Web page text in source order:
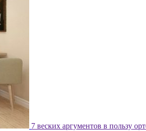
7 веских аргументов в пользу